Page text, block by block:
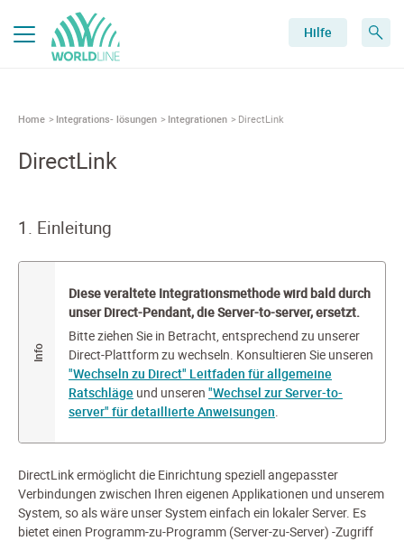
Hilfe
Home Integrations- lösungen Integrationen DirectLink
DirectLink
1. Einleitung
Diese veraltete Integrationsmethode wird bald durch
unser Direct-Pendant, die Server-to-server, ersetzt.
Bitte ziehen Sie in Betracht, entsprechend zu unserer
Direct-Plattform zu wechseln. Konsultieren Sie unseren
"Wechseln zu Direct" Leitfaden für allgemeine
Ratschläge und unseren "Wechsel zur Server-to-
server" für detaillierte Anweisungen.
DirectLink ermöglicht die Einrichtung speziell angepasster
Verbindungen zwischen Ihren eigenen Applikationen und unserem
System, so als wäre unser System einfach ein lokaler Server. Es
bietet einen Programm-zu-Programm (Server-zu-Server) -Zugriff